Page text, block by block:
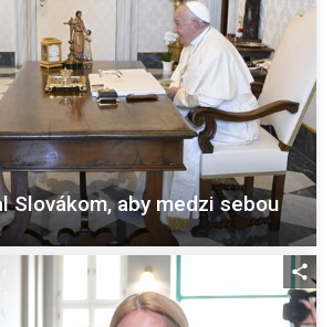
Slovákom, aby medzi sebou